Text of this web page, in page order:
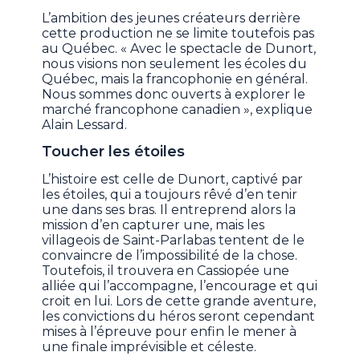
L’ambition des jeunes créateurs derrière
cette production ne se limite toutefois pas
au Québec. « Avec le spectacle de Dunort,
nous visions non seulement les écoles du
Québec, mais la francophonie en général.
Nous sommes donc ouverts à explorer le
marché francophone canadien », explique
Alain Lessard.
Toucher les étoiles
L’histoire est celle de Dunort, captivé par
les étoiles, qui a toujours rêvé d’en tenir
une dans ses bras. Il entreprend alors la
mission d’en capturer une, mais les
villageois de Saint-Parlabas tentent de le
convaincre de l’impossibilité de la chose.
Toutefois, il trouvera en Cassiopée une
alliée qui l’accompagne, l’encourage et qui
croit en lui. Lors de cette grande aventure,
les convictions du héros seront cependant
mises à l’épreuve pour enfin le mener à
une finale imprévisible et céleste.